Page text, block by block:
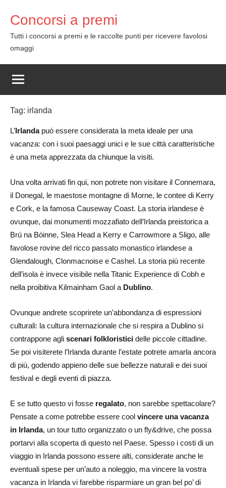
content
Concorsi a premi
Tutti i concorsi a premi e le raccolte punti per ricevere favolosi
omaggi
Tag: irlanda
L’Irlandapuò essere considerata la meta ideale per una
vacanza: con i suoi paesaggi unici e le sue città caratteristiche
è una meta apprezzata da chiunque la visiti.
Una volta arrivati fin qui, non potrete non visitare il Connemara,
il Donegal, le maestose montagne di Morne, le contee di Kerry
e Cork, e la famosa Causeway Coast. La storia irlandese è
ovunque, dai monumenti mozzafiato dell’Irlanda preistorica a
Brú na Bóinne, Slea Head a Kerry e Carrowmore a Sligo, alle
favolose rovine del ricco passato monastico irlandese a
Glendalough, Clonmacnoise e Cashel. La storia più recente
dell’isola è invece visibile nella Titanic Experience di Cobh e
nella proibitiva Kilmainham Gaol a Dublino.
Ovunque andrete scoprirete un’abbondanza di espressioni
culturali: la cultura internazionale che si respira a Dublino si
contrappone agli scenari folkloristici delle piccole cittadine.
Se poi visiterete l’Irlanda durante l’estate potrete amarla ancora
di più, godendo appieno delle sue bellezze naturali e dei suoi
festival e degli eventi di piazza.
E se tutto questo vi fosse regalato, non sarebbe spettacolare?
Pensate a come potrebbe essere cool vincere una vacanza
in Irlanda, un tour tutto organizzato o un fly&drive, che possa
portarvi alla scoperta di questo nel Paese. Spesso i costi di un
viaggio in Irlanda possono essere alti, considerate anche le
eventuali spese per un’auto a noleggio, ma vincere la vostra
vacanza in Irlanda vi farebbe risparmiare un gran bel po’ di